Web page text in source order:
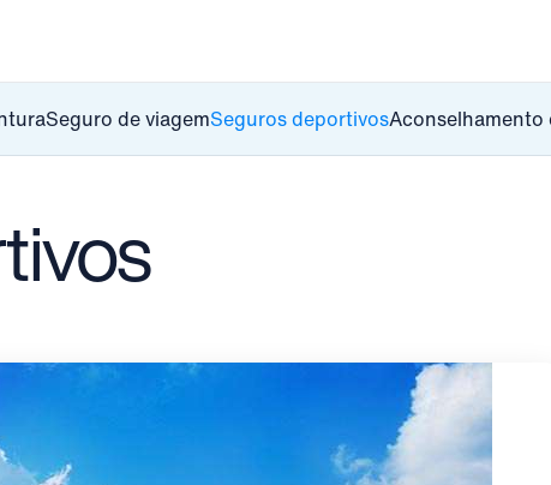
Seguro de viagemSeguros deportivosAconselhamento